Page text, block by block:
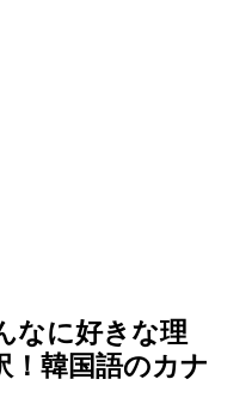
なに好きな理
！韓国語のカナ